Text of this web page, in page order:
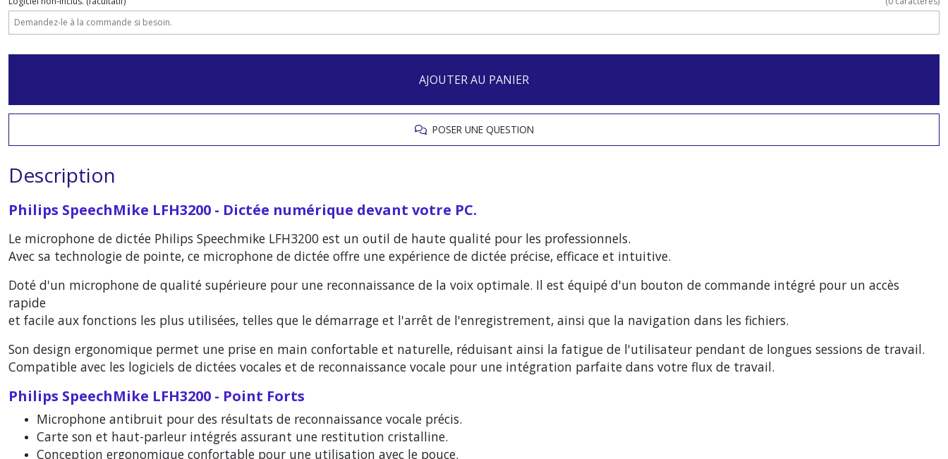
AJOUTER AU PANIER
POSER UNE QUESTION
Description
Philips SpeechMike LFH3200 - Dictée numérique devant votre PC.
Le microphone de dictée Philips Speechmike LFH3200 est un outil de haute qualité pour les professionnels.
Avec sa technologie de pointe, ce microphone de dictée offre une expérience de dictée précise, efficace et intuitive.
Doté d'un microphone de qualité supérieure pour une reconnaissance de la voix optimale. Il est équipé d'un bouton de commande intégré pour un accès
rapide
et facile aux fonctions les plus utilisées, telles que le démarrage et l'arrêt de l'enregistrement, ainsi que la navigation dans les fichiers.
Son design ergonomique permet une prise en main confortable et naturelle, réduisant ainsi la fatigue de l'utilisateur pendant de longues sessions de travail.
Compatible avec les logiciels de dictées vocales et de reconnaissance vocale pour une intégration parfaite dans votre flux de travail.
Philips SpeechMike LFH3200 - Point Forts
Microphone antibruit pour des résultats de reconnaissance vocale précis.
Carte son et haut-parleur intégrés assurant une restitution cristalline.
Conception ergonomique confortable pour une utilisation avec le pouce.